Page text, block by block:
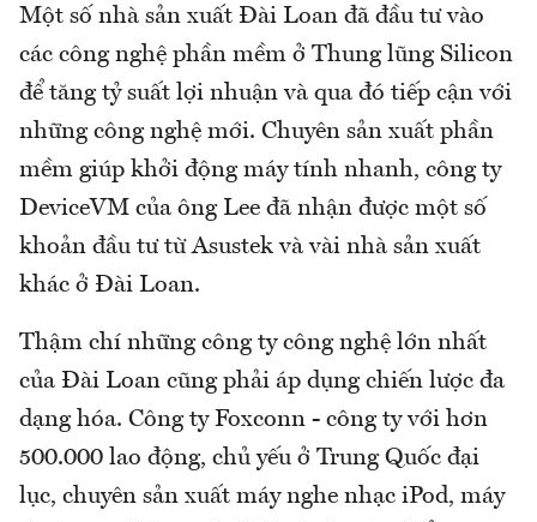
Một số nhà sản xuất Đài Loan đã đầu tư vào
các công nghệ phần mềm ở Thung lũng Silicon
để tăng tỷ suất lợi nhuận và qua đó tiếp cận với
những công nghệ mới. Chuyên sản xuất phần
mềm giúp khởi động máy tính nhanh, công ty
DeviceVM của ông Lee đã nhận được một số
khoản đầu tư từ Asustek và vài nhà sản xuất
khác ở Đài Loan.
Thậm chí những công ty công nghệ lớn nhất
của Đài Loan cũng phải áp dụng chiến lược đa
dạng hóa. Công ty Foxconn - công ty với hơn
500.000 lao động, chủ yếu ở Trung Quốc đại
lục, chuyên sản xuất máy nghe nhạc iPod, máy